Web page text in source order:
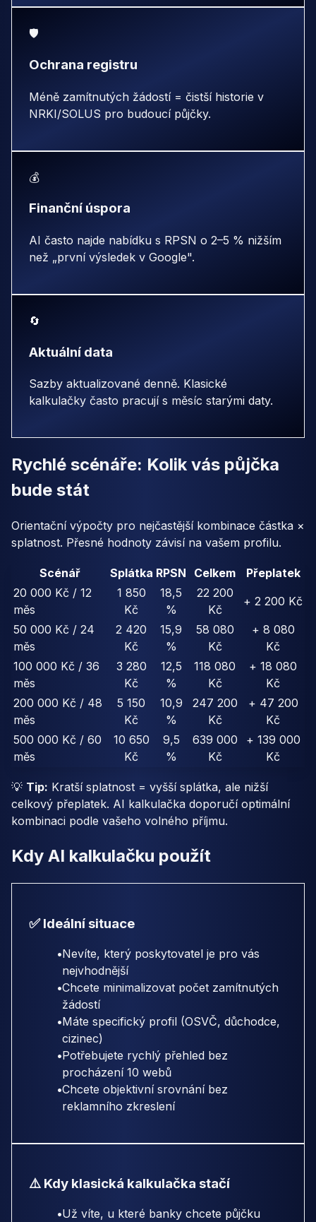
🛡️
Ochrana registru
Méně zamítnutých žádostí = čistší historie v
NRKI/SOLUS pro budoucí půjčky.
💰
Finanční úspora
AI často najde nabídku s RPSN o 2–5 % nižším
než „první výsledek v Google".
🔄
Aktuální data
Sazby aktualizované denně. Klasické
kalkulačky často pracují s měsíc starými daty.
Rychlé scénáře: Kolik vás půjčka
bude stát
Orientační výpočty pro nejčastější kombinace částka ×
splatnost. Přesné hodnoty závisí na vašem profilu.
Scénář Splátka RPSN Celkem
Přeplatek
20 000 Kč / 12
měs
1 850
Kč
18,5
%
22 200
Kč
+ 2 200 Kč
50 000 Kč / 24
měs
2 420
Kč
15,9
%
58 080
Kč
+ 8 080
Kč
100 000 Kč / 36
měs
3 280
Kč
12,5
%
118 080
Kč
+ 18 080
Kč
200 000 Kč / 48
měs
5 150
Kč
10,9
%
247 200
Kč
+ 47 200
Kč
500 000 Kč / 60
měs
10 650
Kč
9,5
%
639 000
Kč
+ 139 000
Kč
💡 Tip: Kratší splatnost = vyšší splátka, ale nižší
celkový přeplatek. AI kalkulačka doporučí optimální
kombinaci podle vašeho volného příjmu.
Kdy AI kalkulačku použít
✅ Ideální situace
•Nevíte, který poskytovatel je pro vás
nejvhodnější
•Chcete minimalizovat počet zamítnutých
žádostí
•Máte specifický profil (OSVČ, důchodce,
cizinec)
•Potřebujete rychlý přehled bez
procházení 10 webů
•Chcete objektivní srovnání bez
reklamního zkreslení
⚠️ Kdy klasická kalkulačka stačí
•Už víte, u které banky chcete půjčku